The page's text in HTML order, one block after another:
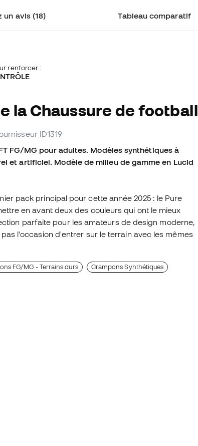
un avis (18) Tableau comparatif
renforcer :
la Chaussure de football
ID1319
FG/MG pour adultes. Modèles synthétiques à
et artificiel. Modèle de milieu de gamme en Lucid
pack principal pour cette année 2025 : le Pure
en avant deux des couleurs qui ont le mieux
parfaite pour les amateurs de design moderne,
l'occasion d'entrer sur le terrain avec les mêmes
FG/MG - Terrains durs Crampons Synthétiques